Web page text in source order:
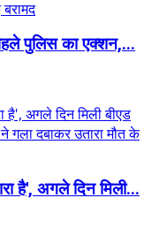
पुलिस का एक्शन,...
है', अगले दिन मिली...